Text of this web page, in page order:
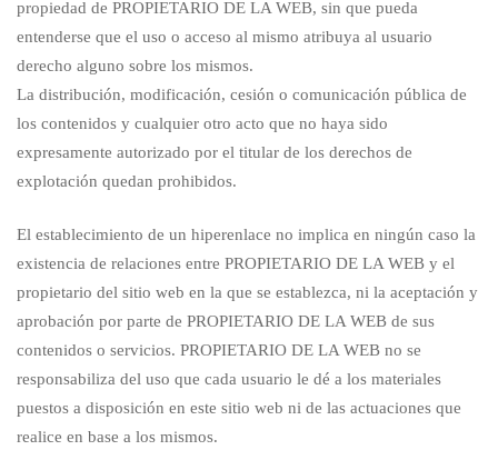
propiedad de PROPIETARIO DE LA WEB, sin que pueda
entenderse que el uso o acceso al mismo atribuya al usuario
derecho alguno sobre los mismos.
La distribución, modificación, cesión o comunicación pública de
los contenidos y cualquier otro acto que no haya sido
expresamente autorizado por el titular de los derechos de
explotación quedan prohibidos.
El establecimiento de un hiperenlace no implica en ningún caso la
existencia de relaciones entre PROPIETARIO DE LA WEB y el
propietario del sitio web en la que se establezca, ni la aceptación y
aprobación por parte de PROPIETARIO DE LA WEB de sus
contenidos o servicios. PROPIETARIO DE LA WEB no se
responsabiliza del uso que cada usuario le dé a los materiales
puestos a disposición en este sitio web ni de las actuaciones que
realice en base a los mismos.